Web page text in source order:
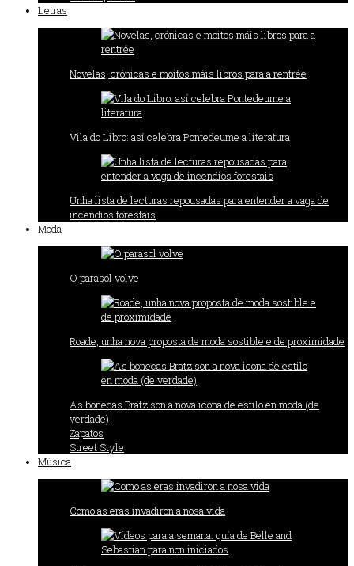
Letras
Novelas, crónicas e moitos máis libros para a rentrée
Vila do Libro: así celebra Pontedeume a literatura
Unha lista de lecturas repousadas para entender a vaga de
incendios forestais
Moda
O parasol volve
Roade, unha nova proposta de moda sostible e de proximidade
As bonecas Bratz son a nova icona de estilo en moda (de
verdade)
Zapatos
Street Style
Música
Como as eras invadiron a nosa vida